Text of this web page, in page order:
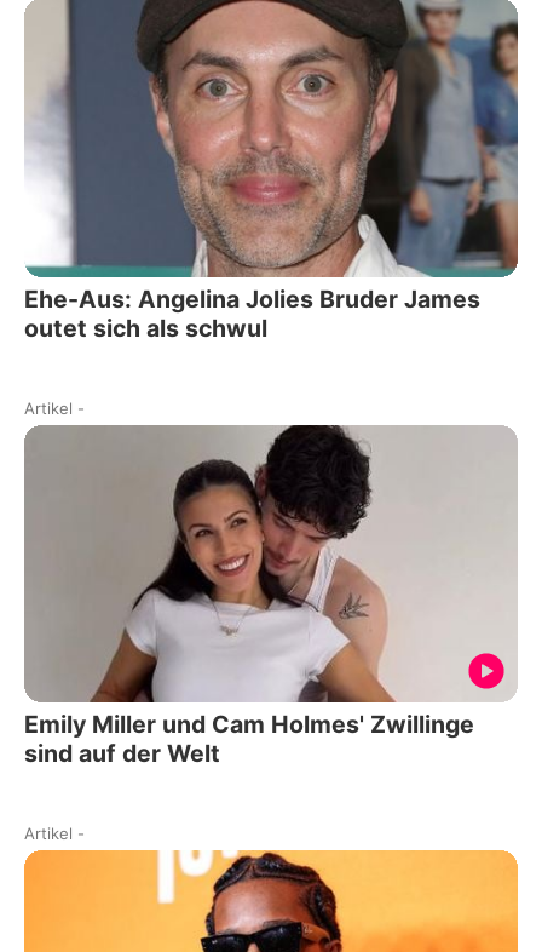
Ehe-Aus: Angelina Jolies Bruder James
outet sich als schwul
Artikel -
Emily Miller und Cam Holmes' Zwillinge
sind auf der Welt
Artikel -